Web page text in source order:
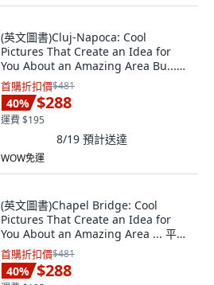
(英文圖書)Cluj-Napoca: Cool
Pictures That Create an Idea for
You About an Amazing Area Bu...
平裝版, Independently Published,
英文
首購折扣價$481
40% $288
運費 $195
8/19 預計送達
WOW免運
(英文圖書)Chapel Bridge: Cool
Pictures That Create an Idea for
You About an Amazing Area ... 平裝
版, Independently Published, 英文
首購折扣價$481
40% $288